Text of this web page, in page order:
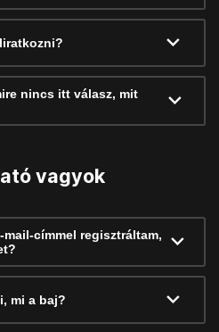
nincs itt válasz, mit
vagyok
címmel regisztráltam,
mi a baj?